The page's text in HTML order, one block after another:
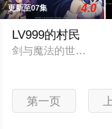
更新至07集 4.0
LV999的村民
剑与魔法的世界——
第一页